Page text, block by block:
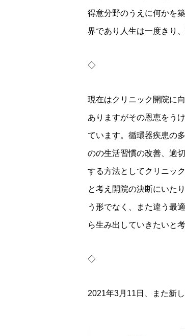
得意分野のうえに何かを
界であり人生は一度きり
◇
現在はクリニック開院に
ありますがその恩恵をう
ています。循環器疾患の
のの生活習慣の改善、適
する方法としてクリニッ
と考え開院の決断にいた
う形でなく、また違う最
ら生み出していきたいと
◇
2021年3月11日、また新